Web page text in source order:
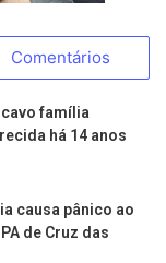
Comentários
família
há 14 anos
causa pânico ao
de Cruz das